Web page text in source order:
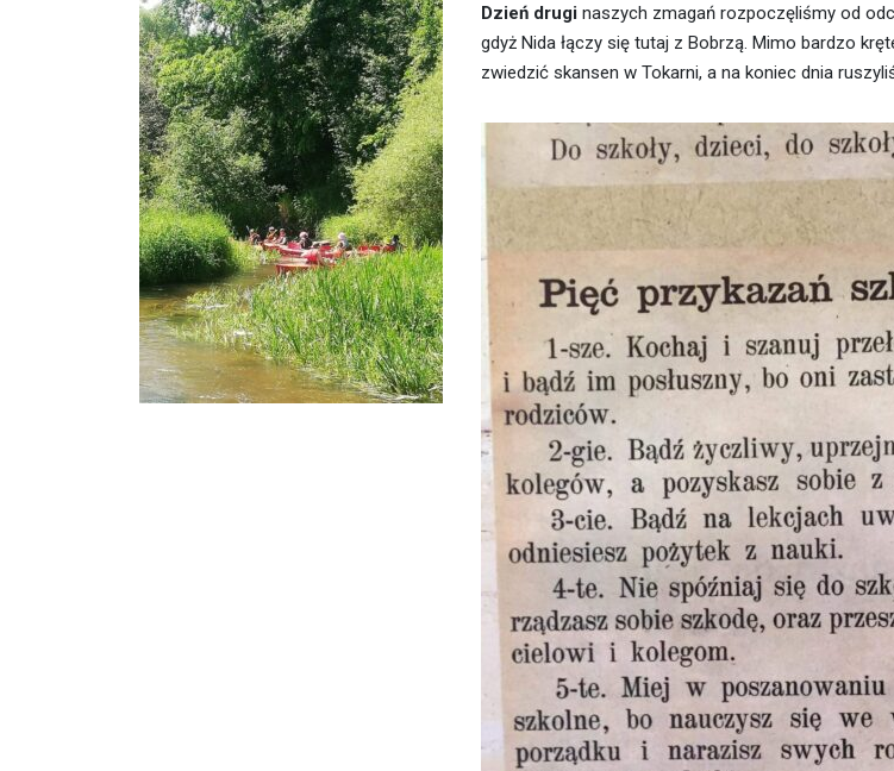
Dzień drugi naszych zmagań rozpoczęliśmy od
gdyż Nida łączy się tutaj z Bobrzą. Mimo bardzo
zwiedzić skansen w Tokarni, a na koniec dnia